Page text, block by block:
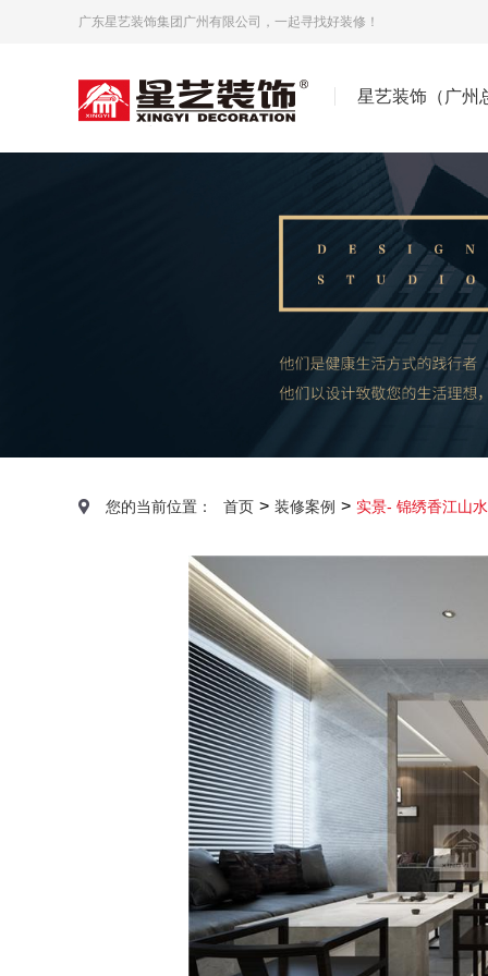
广东星艺装饰集团广州有限公司，一起寻找好装修！
星艺装饰（广州
您的当前位置： 首页 > 装修案例 > 实景- 锦绣香江山